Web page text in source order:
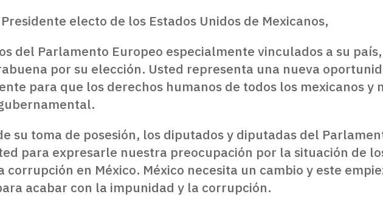
electo de los Estados Unidos de Mexicanos,
del Parlamento Europeo especialmente vinculados a su
por su elección. Usted representa una nueva
para que los derechos humanos de todos los mexicanos y
su toma de posesión, los diputados y diputadas del
para expresarle nuestra preocupación por la situación de
corrupción en México. México necesita un cambio y este
acabar con la impunidad y la corrupción.